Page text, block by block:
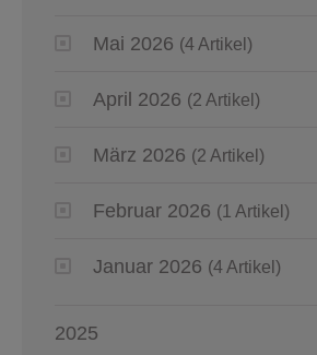
Mai 2026 (4 Artikel)
April 2026 (2 Artikel)
März 2026 (2 Artikel)
Februar 2026 (1 Artikel)
Januar 2026 (4 Artikel)
2025